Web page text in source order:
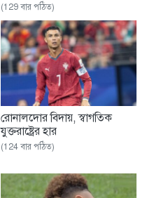
(129 বার পঠিত)
রোনালদোর বিদায়, স্বাগতিক
যুক্তরাষ্ট্রের হার
(124 বার পঠিত)